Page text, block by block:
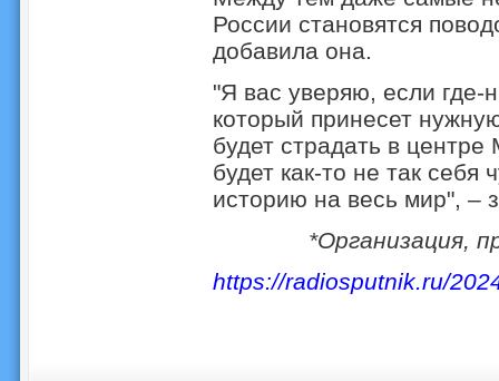
России становятся
добавила она.
"Я вас уверяю, если где-
который принесет
будет страдать в
будет как-то не так себя
историю на весь мир", –
*Организация,
https://radiosputnik.ru/